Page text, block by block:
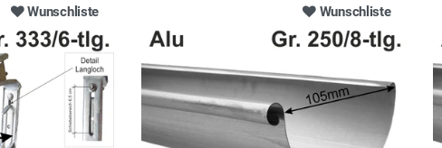
Wunschliste Wunschliste